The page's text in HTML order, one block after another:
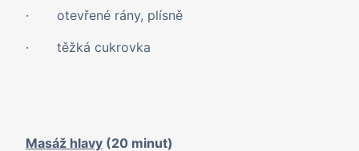
· otevřené rány, plísně
· těžká cukrovka
Masáž hlavy (20 minut)